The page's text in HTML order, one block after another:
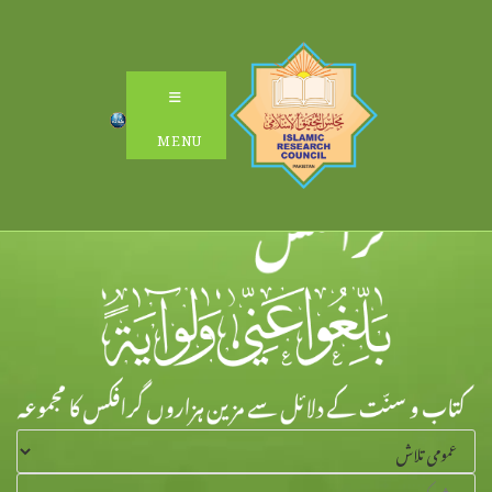
MENU